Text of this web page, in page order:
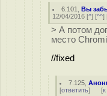
6.101 ,Вы
12/04/2016 [^] [^^]
> А потом
место
//fixed
7.125 ,
[ответить] [